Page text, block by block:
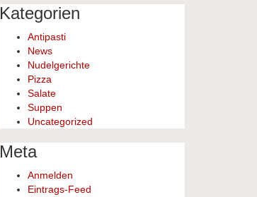
Kategorien
Antipasti
News
Nudelgerichte
Pizza
Salate
Suppen
Uncategorized
Meta
Anmelden
Eintrags-Feed